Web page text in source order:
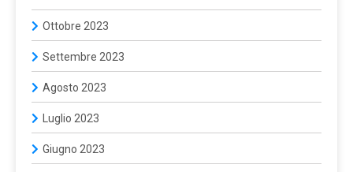
Ottobre 2023
Settembre 2023
Agosto 2023
Luglio 2023
Giugno 2023